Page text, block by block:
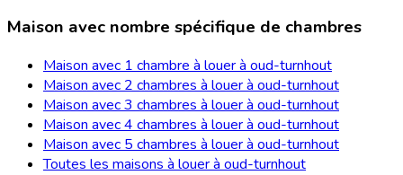
Maison avec nombre spécifique de chambres
Maison avec 1 chambre à louer à oud-turnhout
Maison avec 2 chambres à louer à oud-turnhout
Maison avec 3 chambres à louer à oud-turnhout
Maison avec 4 chambres à louer à oud-turnhout
Maison avec 5 chambres à louer à oud-turnhout
Toutes les maisons à louer à oud-turnhout